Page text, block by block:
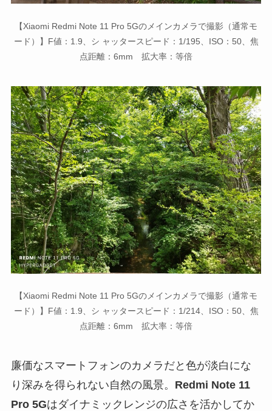
【Xiaomi Redmi Note 11 Pro 5Gのメインカメラで撮影（通常モ
ード）】F値：1.9、シ ャッタースピード：1/195、ISO：50、焦
点距離：6mm 拡大率：等倍
【Xiaomi Redmi Note 11 Pro 5Gのメインカメラで撮影（通常モ
ード）】F値：1.9、シ ャッタースピード：1/214、ISO：50、焦
点距離：6mm 拡大率：等倍
廉価なスマートフォンのカメラだと色が淡白にな
り深みを得られない自然の風景。 Redmi Note 11
Pro 5Gはダイナミックレンジの広さを活かしてか